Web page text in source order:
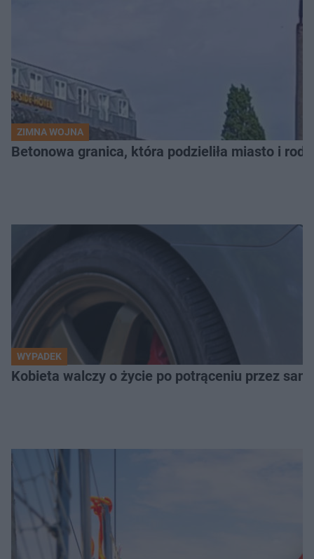
ZIMNA WOJNA
Betonowa granica, która podzieliła miasto i
WYPADEK
Kobieta walczy o życie po potrąceniu przez